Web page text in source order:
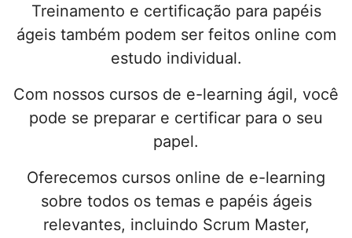
Treinamento e certificação para papéis
ágeis também podem ser feitos online com
estudo individual.
Com nossos cursos de e-learning ágil, você
pode se preparar e certificar para o seu
papel.
Oferecemos cursos online de e-learning
sobre todos os temas e papéis ágeis
relevantes, incluindo Scrum Master,